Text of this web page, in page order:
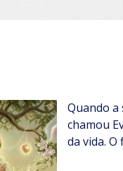
Quando
chamou
da vida.